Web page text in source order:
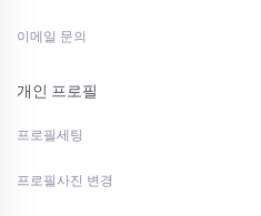
이메일 문의
개인 프로필
프로필세팅
프로필사진 변경